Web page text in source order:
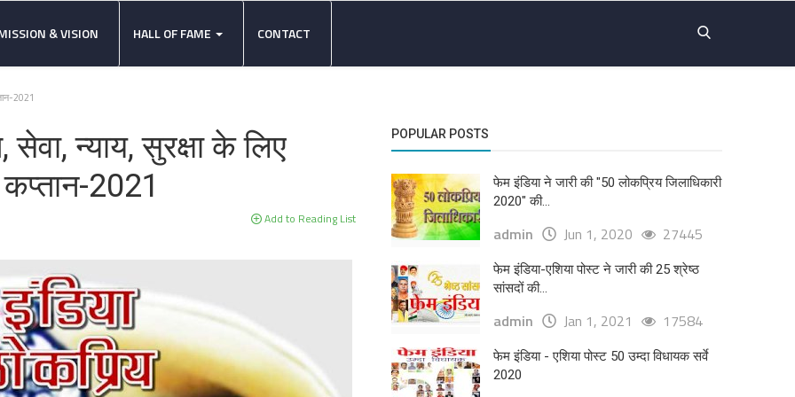
& VISION HALL OF FAME CONTACT
2021
न्याय, सुरक्षा के लिए
2021
Add to Reading List
POPULAR POSTS
फेम इंडिया ने जारी की "50 लोकप्रिय जिलाधिकारी
2020" की...
admin Jun 1, 2020 27445
फेम इंडिया-एशिया पोस्ट ने जारी की 25 श्रेष्ठ
सांसदों की...
admin Jan 1, 2021 17584
फेम इंडिया - एशिया पोस्ट 50 उम्दा विधायक सर्वे
2020